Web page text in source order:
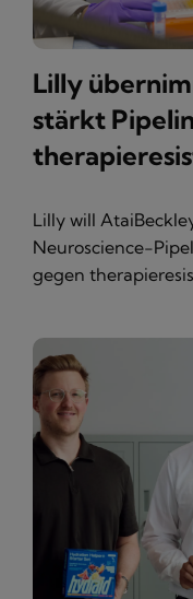
Lilly
stärkt
Lilly will
Neuroscience-
gegen